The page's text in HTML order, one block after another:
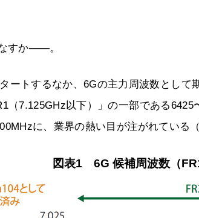
すか——。
ートするなか、6Gの主力周波数として
（7.125GHz以下）」の一部である
に、業界の熱い目が注がれている（
図表1 6G 候補周波数（